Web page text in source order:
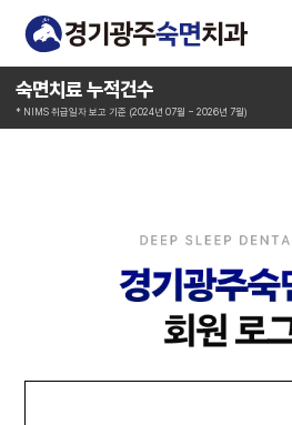
숙면치료 누적건수
* NIMS 취급일자 보고 기준 (2024년 07월 ~ 2026년 7월)